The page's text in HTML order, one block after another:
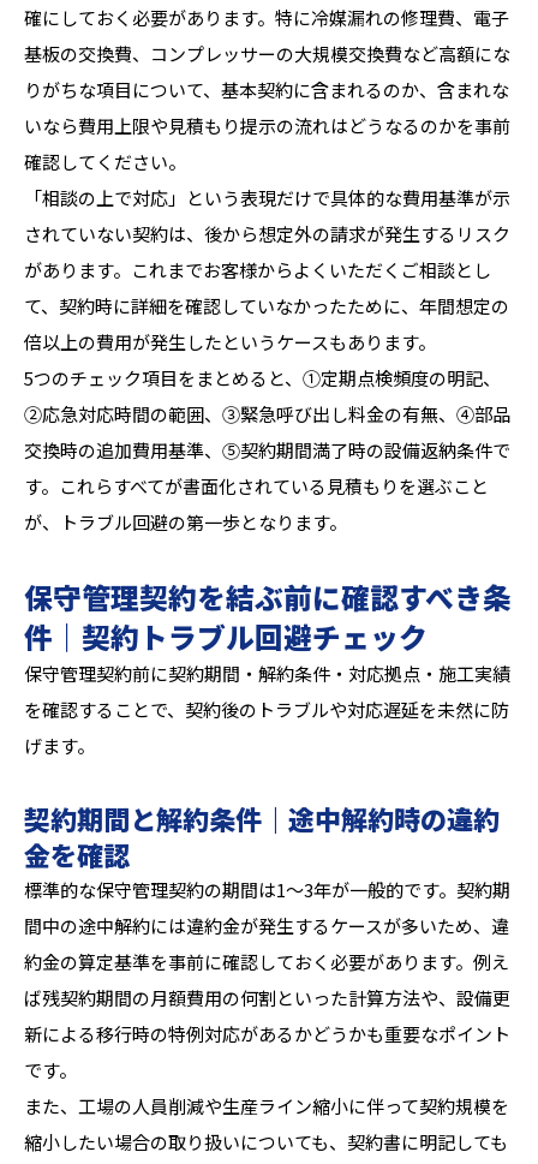
確にしておく必要があります。特に冷媒漏れの修理費、電子
基板の交換費、コンプレッサーの大規模交換費など高額にな
りがちな項目について、基本契約に含まれるのか、含まれな
いなら費用上限や見積もり提示の流れはどうなるのかを事前
確認してください。
「相談の上で対応」という表現だけで具体的な費用基準が示
されていない契約は、後から想定外の請求が発生するリスク
があります。これまでお客様からよくいただくご相談とし
て、契約時に詳細を確認していなかったために、年間想定の
倍以上の費用が発生したというケースもあります。
5つのチェック項目をまとめると、①定期点検頻度の明記、
②応急対応時間の範囲、③緊急呼び出し料金の有無、④部品
交換時の追加費用基準、⑤契約期間満了時の設備返納条件で
す。これらすべてが書面化されている見積もりを選ぶこと
が、トラブル回避の第一歩となります。
保守管理契約を結ぶ前に確認すべき条
件｜契約トラブル回避チェック
保守管理契約前に契約期間・解約条件・対応拠点・施工実績
を確認することで、契約後のトラブルや対応遅延を未然に防
げます。
契約期間と解約条件｜途中解約時の違約
金を確認
標準的な保守管理契約の期間は1〜3年が一般的です。契約期
間中の途中解約には違約金が発生するケースが多いため、違
約金の算定基準を事前に確認しておく必要があります。例え
ば残契約期間の月額費用の何割といった計算方法や、設備更
新による移行時の特例対応があるかどうかも重要なポイント
です。
また、工場の人員削減や生産ライン縮小に伴って契約規模を
縮小したい場合の取り扱いについても、契約書に明記しても